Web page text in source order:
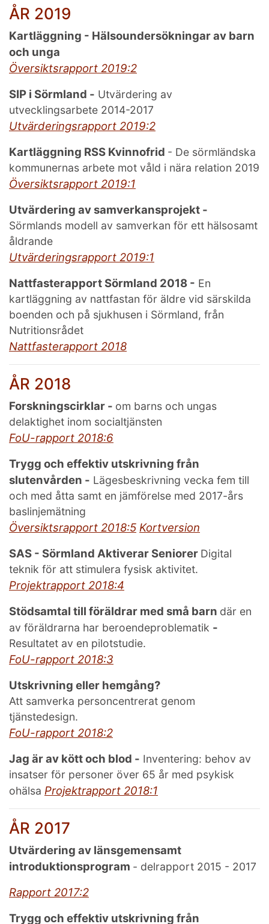
ÅR 2019
Kartläggning - Hälsoundersökningar av barn
och unga
Översiktsrapport 2019:2
SIP i Sörmland - Utvärdering av
utvecklingsarbete 2014-2017
Utvärderingsrapport 2019:2
Kartläggning RSS Kvinnofrid - De sörmländska
kommunernas arbete mot våld i nära relation 2019
Översiktsrapport 2019:1
Utvärdering av samverkansprojekt -
Sörmlands modell av samverkan för ett hälsosamt
åldrande
Utvärderingsrapport 2019:1
Nattfasterapport Sörmland 2018 - En
kartläggning av nattfastan för äldre vid särskilda
boenden och på sjukhusen i Sörmland, från
Nutritionsrådet
Nattfasterapport 2018
ÅR 2018
Forskningscirklar - om barns och ungas
delaktighet inom socialtjänsten
FoU-rapport 2018:6
Trygg och effektiv utskrivning från
slutenvården - Lägesbeskrivning vecka fem till
och med åtta samt en jämförelse med 2017-års
baslinjemätning
Översiktsrapport 2018:5 Kortversion
SAS - Sörmland Aktiverar Seniorer Digital
teknik för att stimulera fysisk aktivitet.
Projektrapport 2018:4
Stödsamtal till föräldrar med små barn där en
av föräldrarna har beroendeproblematik -
Resultatet av en pilotstudie.
FoU-rapport 2018:3
Utskrivning eller hemgång?
Att samverka personcentrerat genom
tjänstedesign.
FoU-rapport 2018:2
Jag är av kött och blod - Inventering: behov av
insatser för personer över 65 år med psykisk
ohälsa Projektrapport 2018:1
ÅR 2017
Utvärdering av länsgemensamt
introduktionsprogram - delrapport 2015 - 2017
Rapport 2017:2
Trygg och effektiv utskrivning från